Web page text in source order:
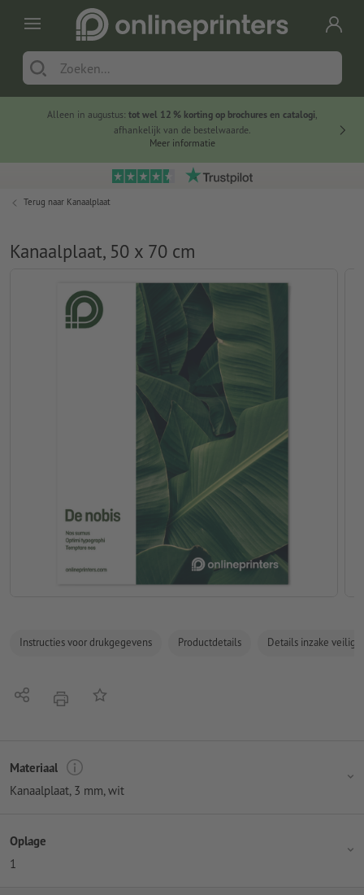
Alleen in augustus: tot wel 12 % korting op brochures en catalogi,
afhankelijk van de bestelwaarde.
Meer informatie
Terug naar Kanaalplaat
Kanaalplaat, 50 x 70 cm
Instructies voor drukgegevens Productdetails Details inzake
Delen afdrukkenOp de lijst
Materiaal
Kanaalplaat, 3 mm, wit
Oplage
1